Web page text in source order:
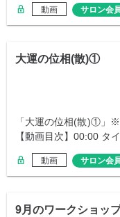
動画 サロン会
大運の位相(散)①
「大運の位相(散)①」
【動画目次】00:00 タ
動画 サロン会
9月のワークショッ